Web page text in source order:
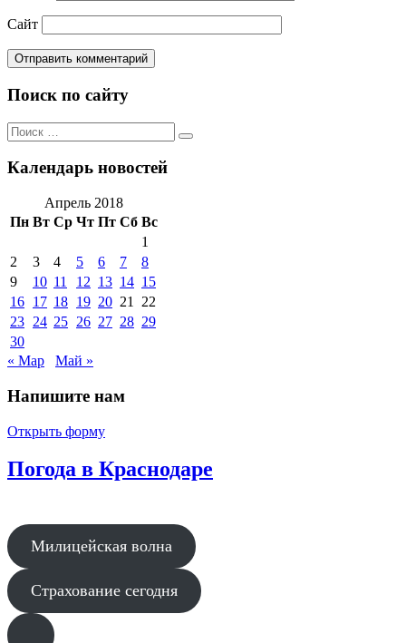
Сайт
Поиск по сайту
Поиск
по:
Поиск
Календарь новостей
Апрель 2018
Пн Вт Ср Чт Пт Сб Вс
1
2
3 4 5 6 7
8
9
10 11 12 13 14 15
16 17 18 19 20 21
22
23 24 25 26 27 28 29
30
« Мар
Май »
Напишите нам
Открыть форму
Погода в Краснодаре
Милицейская волна
Страхование сегодня